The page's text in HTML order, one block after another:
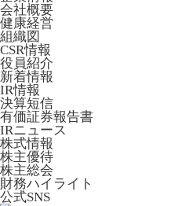
会社概要
健康経営
組織図
CSR情報
役員紹介
新着情報
IR情報
決算短信
有価証券報告書
IRニュース
株式情報
株主優待
株主総会
財務ハイライト
公式SNS